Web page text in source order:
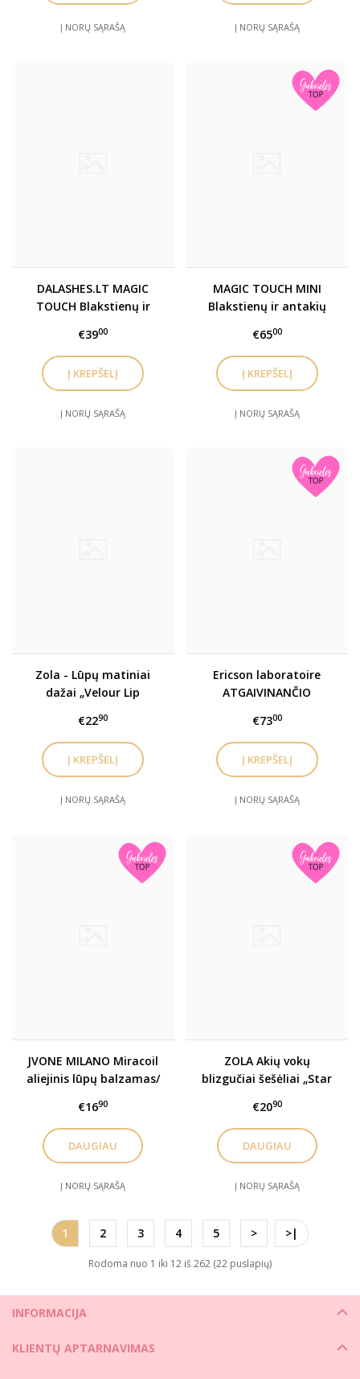
Į NORŲ SĄRAŠĄ Į NORŲ SĄRAŠĄ
DALASHES.LT MAGIC
TOUCH Blakstienų ir
užbaigimo gelis (Nr.3)
€3900
Į NORŲ SĄRAŠĄ
MAGIC TOUCH MINI
Blakstienų ir antakių
gelis (Nr.3) x 10 vnt.
€6500
Į NORŲ SĄRAŠĄ
Zola - Lūpų matiniai
dažai „Velour Lip
€2290
Į NORŲ SĄRAŠĄ
Ericson laboratoire
ATGAIVINANČIO
SRIČIAI / Eye Zone ELIXIR
SERUM CAPSULES
€7300
Į NORŲ SĄRAŠĄ
JVONE MILANO Miracoil
aliejinis lūpų balzamas/
€1690
DAUGIAU
Į NORŲ SĄRAŠĄ
ZOLA Akių vokų
blizgučiai šešėliai „Star
€2090
DAUGIAU
Į NORŲ SĄRAŠĄ
1 2 3 4 5 > >|
Rodoma nuo 1 iki 12 iš 262 (22 puslapių)
INFORMACIJA
KLIENTŲ APTARNAVIMAS